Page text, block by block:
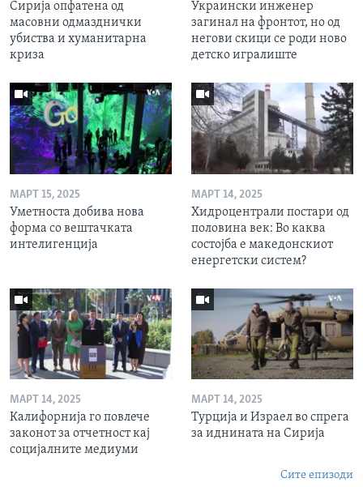
Сирија опфатена од
масовни одмазднички
убиства и хуманитарна
криза
Украински инженер
загинал на фронтот, но од
негови скици се роди ново
детско игралиште
МАРТ 15, 2025
Уметноста добива нова
форма со вештачката
интелигенција
МАРТ 14, 2025
Хидроцентрали постари од
половина век: Во каква
состојба е македонскиот
енергетски систем?
МАРТ 14, 2025
Калифорнија го повлече
законот за отчетност кај
социјалните медиуми
МАРТ 14, 2025
Турција и Израел во спрега
за иднината на Сирија
Сите епизоди